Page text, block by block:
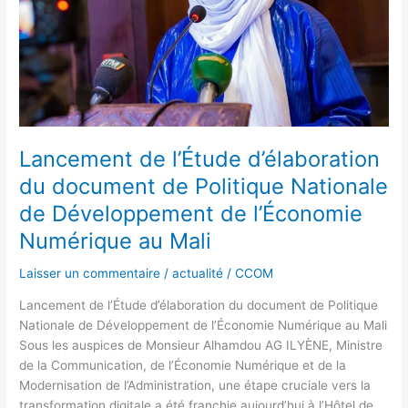
Lancement de l’Étude d’élaboration
du document de Politique Nationale
de Développement de l’Économie
Numérique au Mali
Laisser un commentaire /actualité /CCOM
Lancement de l’Étude d’élaboration du document de Politique
Nationale de Développement de l’Économie Numérique au Mali
Sous les auspices de Monsieur Alhamdou AG ILYÈNE, Ministre
de la Communication, de l’Économie Numérique et de la
Modernisation de l’Administration, une étape cruciale vers la
de
Politique
Nationale
de
Développement
de
l’Économie
Numérique
au
Mali